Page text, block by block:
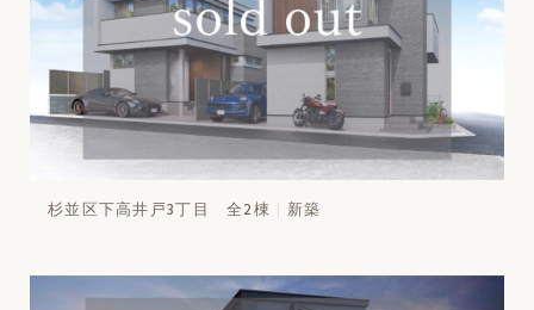
杉並区下高井戸3丁目 全2棟 新築